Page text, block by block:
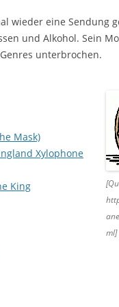
wieder eine Sendung
und Alkohol. Sein
unterbrochen.
ml]
Mask)
Xylophone
King